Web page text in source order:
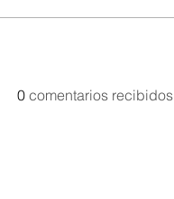
0 comentarios recibidos